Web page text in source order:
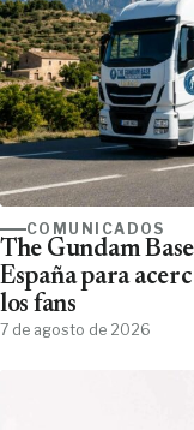
COMUNICADOS
The Gundam
España para
los fans
7 de agosto de 2026